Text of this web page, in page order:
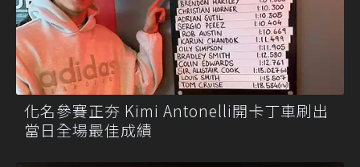
化名參賽正夯 Kimi Antonelli開卡丁車刷出
當日全場最佳成績